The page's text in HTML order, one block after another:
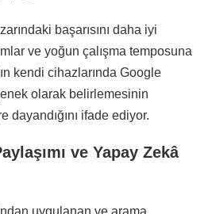
başarısını daha iyi
ve yoğun çalışma temposuna
kendi cihazlarında Google
olarak belirlemesinin
dayandığını ifade ediyor.
ve Yapay Zekâ
uygulanan ve arama